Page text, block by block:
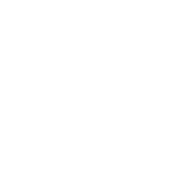
бусад эх